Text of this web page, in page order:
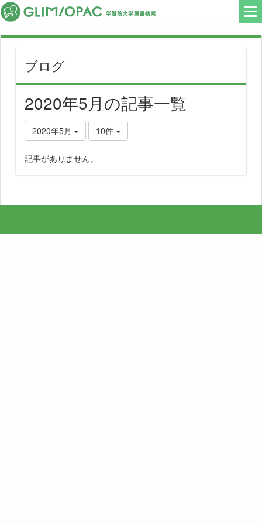
ブログ
2020年5月の記事一覧
2020年5月 10件
記事がありません。